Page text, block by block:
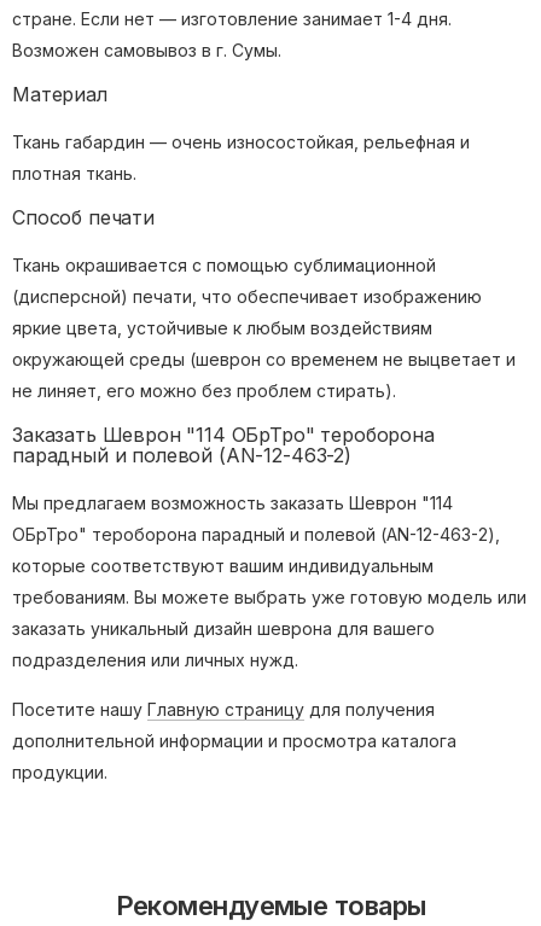
стране. Если нет — изготовление занимает 1-4 дня.
Возможен самовывоз в г. Сумы.
Материал
Ткань габардин — очень износостойкая, рельефная и
плотная ткань.
Способ печати
Ткань окрашивается с помощью сублимационной
(дисперсной) печати, что обеспечивает изображению
яркие цвета, устойчивые к любым воздействиям
окружающей среды (шеврон со временем не выцветает и
не линяет, его можно без проблем стирать).
Заказать Шеврон "114 ОБрТро" тероборона
парадный и полевой (AN-12-463-2)
Мы предлагаем возможность заказать Шеврон "114
ОБрТро" тероборона парадный и полевой (AN-12-463-2),
которые соответствуют вашим индивидуальным
требованиям. Вы можете выбрать уже готовую модель или
заказать уникальный дизайн шеврона для вашего
подразделения или личных нужд.
Посетите нашу Главную страницу для получения
дополнительной информации и просмотра каталога
продукции.
Рекомендуемые товары